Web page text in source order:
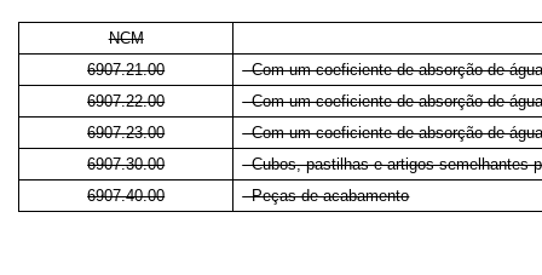
NCM
6907.21.00
- Com um coeficiente de absorção de
6907.22.00
- Com um coeficiente de absorção de
6907.23.00
- Com um coeficiente de absorção de
6907.30.00
- Cubos, pastilhas e artigos semelhantes
6907.40.00
- Peças de acabamento